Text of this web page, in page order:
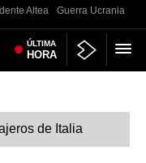
Altea Guerra Ucrania
ÚLTIMA
HORA
de Italia